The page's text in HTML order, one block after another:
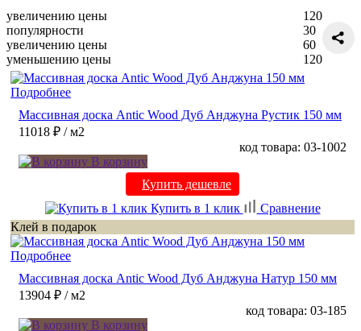
увеличению цены
популярности
увеличению цены
уменьшению цены
120
30
60
120
Подробнее
Массивная доска Antic Wood Дуб Анджуна Рустик 150 мм
11018 ₽ / м2
код товара: 03-1002
В корзину
Купить дешевле
Купить в 1 клик
Сравнение
Клей в подарок
Подробнее
Массивная доска Antic Wood Дуб Анджуна Натур 150 мм
13904 ₽ / м2
код товара: 03-185
В корзину